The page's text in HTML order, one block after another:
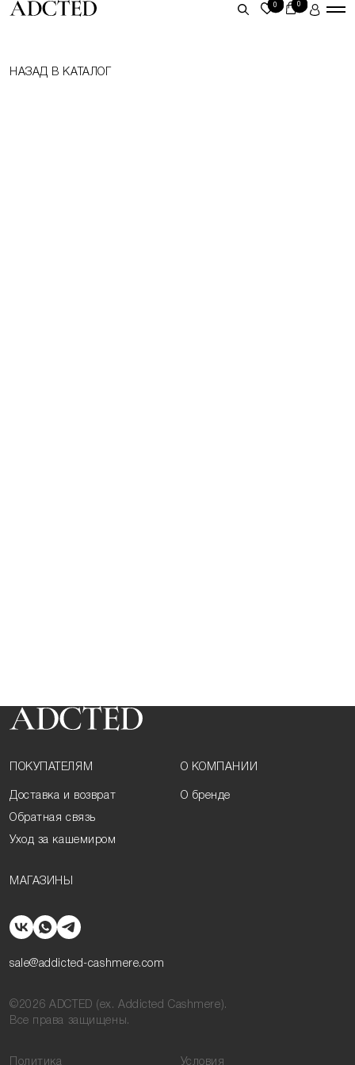
0 0
НАЗАД В КАТАЛОГ
ПОКУПАТЕЛЯМ
Доставка и возврат
Обратная связь
Уход за кашемиром
О КОМПАНИИ
О бренде
МАГАЗИНЫ
sale@addicted-cashmere.com
©2026 ADCTED (ex. Addicted Cashmere).
Все права защищены.
Политика Условия